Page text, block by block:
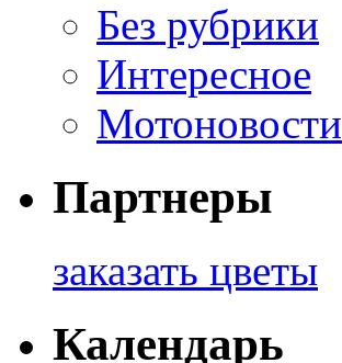
Без рубрики
Интересное
Мотоновости
Партнеры
заказать цветы
Календарь